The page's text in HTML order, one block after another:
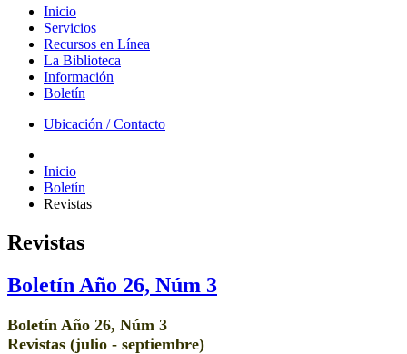
Inicio
Servicios
Recursos en Línea
La Biblioteca
Información
Boletín
Ubicación / Contacto
Inicio
Boletín
Revistas
Revistas
Boletín Año 26, Núm 3
Boletín Año 26, Núm 3
Revistas (julio - septiembre)